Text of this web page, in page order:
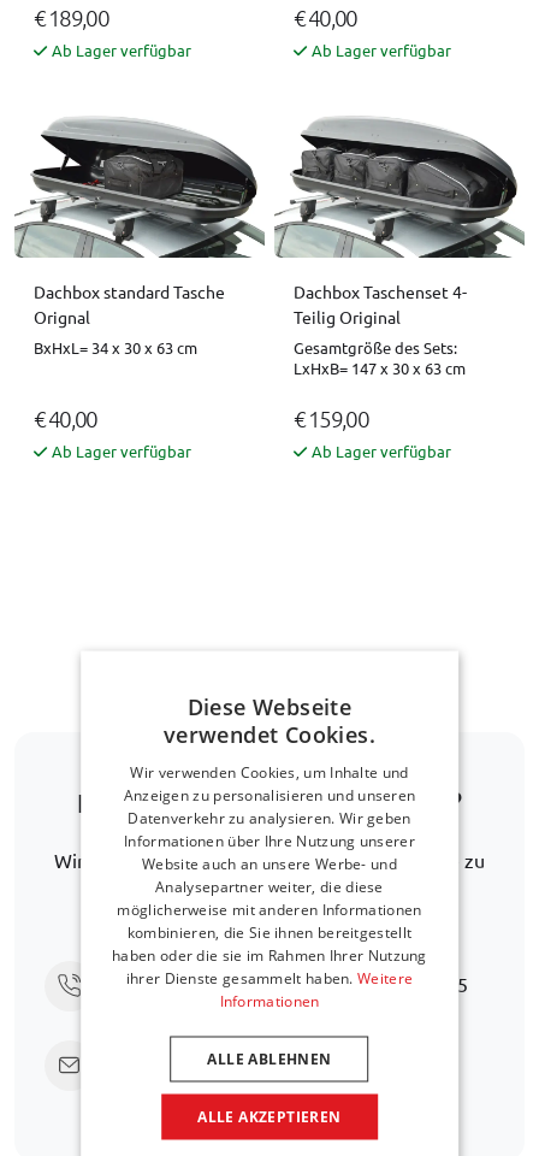
€ 189,00
Ab Lager verfügbar
€ 40,00
Ab Lager verfügbar
Dachbox standard Tasche
Orignal
BxHxL= 34 x 30 x 63 cm
€ 40,00
Ab Lager verfügbar
Dachbox Taschenset 4-
Teilig Original
Gesamtgröße des Sets:
LxHxB= 147 x 30 x 63 cm
€ 159,00
Ab Lager verfügbar
Ist Ihr Automodell nicht dabei?
Wir helfen Ihnen gerne weiter, eine Alternative zu
finden. Lorem ipsum dolor sit amet. Aut
necessitatibus atque ea quia debitis
Rufen Sie uns an unter+31 416 660 715
Senden Sie eine E-Mailsupport@car-
bags.com
Diese Webseite
verwendet Cookies.
Wir verwenden Cookies, um Inhalte und
Anzeigen zu personalisieren und unseren
Datenverkehr zu analysieren. Wir geben
Informationen über Ihre Nutzung unserer
Website auch an unsere Werbe- und
Analysepartner weiter, die diese
möglicherweise mit anderen Informationen
kombinieren, die Sie ihnen bereitgestellt
haben oder die sie im Rahmen Ihrer Nutzung
ihrer Dienste gesammelt haben. Weitere
Informationen
ALLE AKZEPTIEREN
ALLE ABLEHNEN